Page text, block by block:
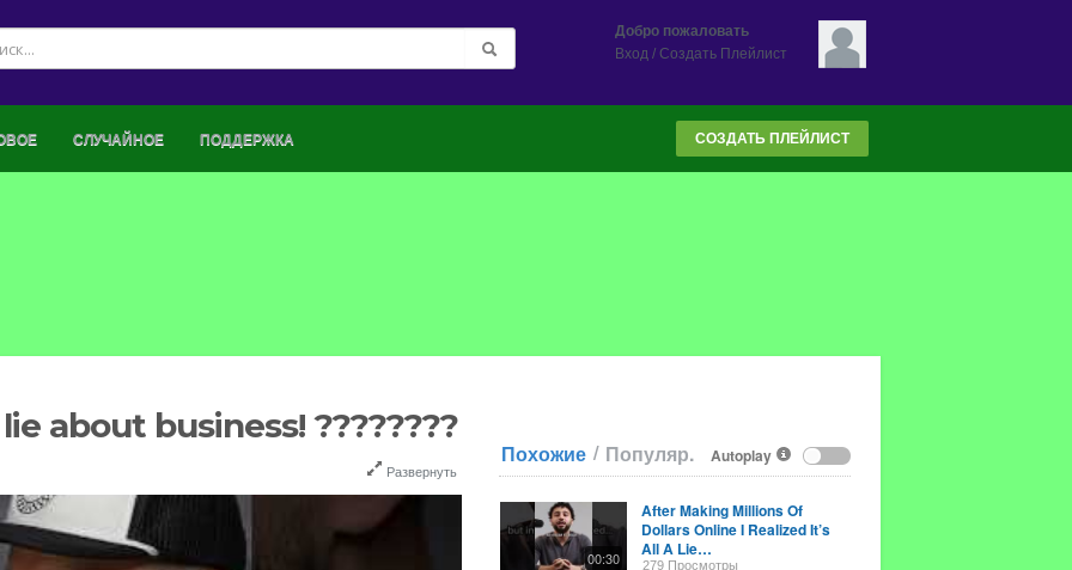
Добро пожаловать
Вход/ Создать Плейлист
СЛУЧАЙНОЕ ПОДДЕРЖКА СОЗДАТЬ ПЛЕЙЛИСТ
about business! ????????
Развернуть
Autoplay
Похожие / Популяр.
00:30
After Making Millions Of
Dollars Online I Realized It’s
All A Lie…
279 Просмотры